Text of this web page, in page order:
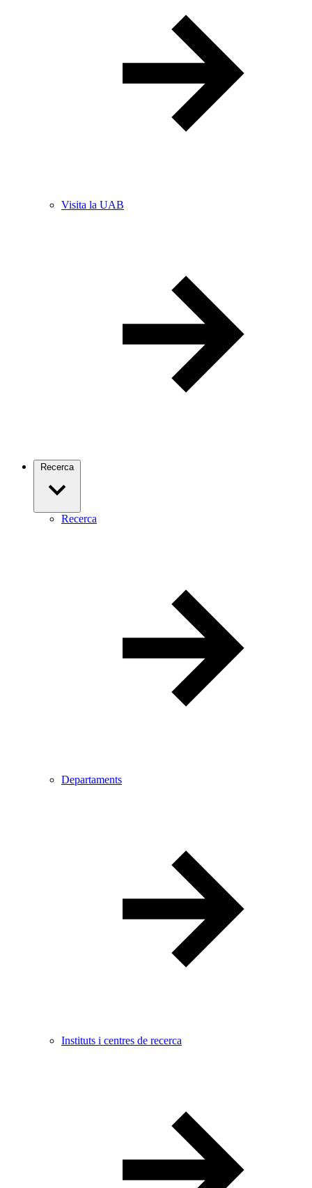
Visita la UAB
Recerca
Recerca
Departaments
Instituts i centres de recerca